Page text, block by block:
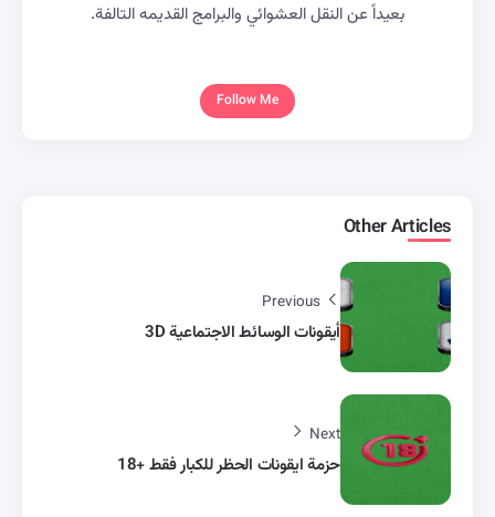
بعيداً عن النقل العشوائي والبرامج القديمه التالفة.
Follow Me
Other Articles
Previous
أيقونات الوسائط الاجتماعية 3D
Next
حزمة ايقونات الحظر للكبار فقط +18